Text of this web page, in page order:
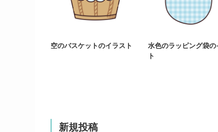
空のバスケットのイラスト
水色のラッピング袋
ト
新規投稿